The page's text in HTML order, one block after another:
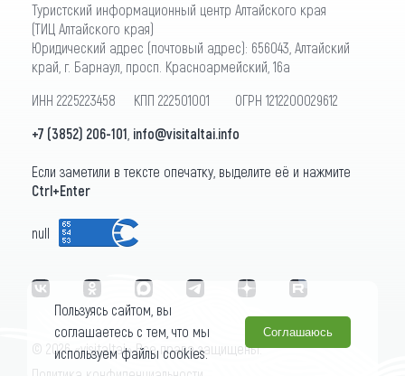
Туристский информационный центр Алтайского края
(ТИЦ Алтайского края)
Юридический адрес (почтовый адрес): 656043, Алтайский
край, г. Барнаул, просп. Красноармейский, 16а
ИНН 2225223458 КПП 222501001 ОГРН 1212200029612
+7 (3852) 206-101 info@visitaltai.info
Если заметили в тексте опечатку, выделите её и нажмите
Ctrl+Enter
null
© 2026 «visitaltai» Все права защищены.
Пользуясь сайтом, вы
соглашаетесь с тем, что мы
используем файлы cookies.
Соглашаюсь